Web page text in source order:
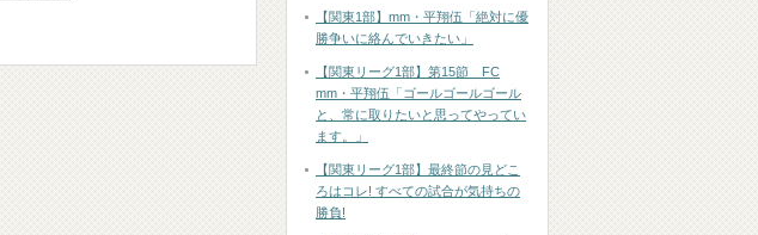
【関東1部】mm・平翔伍「絶対に優
勝争いに絡んでいきたい」
【関東リーグ1部】第15節 FC
mm・平翔伍「ゴールゴールゴール
と、常に取りたいと思ってやってい
ます。」
【関東リーグ1部】最終節の見どこ
ろはコレ! すべての試合が気持ちの
勝負!